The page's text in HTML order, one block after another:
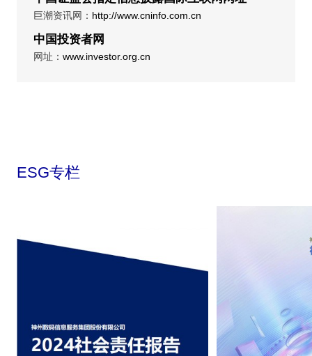
巨潮资讯网： http://www.cninfo.com.cn
中国投资者网
网址： www.investor.org.cn
ESG专栏